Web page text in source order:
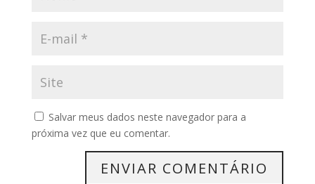
Salvar meus dados neste navegador para a
próxima vez que eu comentar.